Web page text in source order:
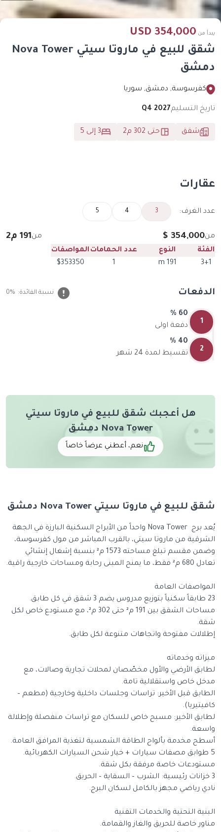
شقق للبيع في ماروتا سيتي Nova Tower
دمشق
يبدأ من 354,000 USD
كفرسوسة, دمشق, سوريا
تاريخ التسليمQ4 2027
شقق حتى 302 م2 3 إلى 5
عقارات
عدد الغرف: 3
4
5
من354,000 $ من191 م2
الفئة النوع عدد الحمامات المواصفات
3+1
191 m
1
$353350
الدفعات نسبة الفائدة: 0%
1
60 %
دفعة اولى
2
40 %
تقسيط لمدة 24 شهر
هل أعجبك شقق للبيع في ماروتا سيتي
Nova Tower دمشق
نعم، أعطني عرضاً خاصاً
شقق للبيع في ماروتا سيتي Nova Tower دمشق
يُعد برج Nova Tower واحداً من الأبراج السكنية البارزة في الجهة
الشرقية من ماروتا سيتي، بالقرب المباشر من مول كفرسوسة،
وضمن مقسم تبلغ مساحته 1573 م² بنسبة إشغال إنشائي
تعادل 680 م² فقط، ما يمنح المبنى رحابة ومساحات خارجية راقية.
المواصفات العامة
23 طابقاً سكنياً بتوزيع مدروس يضم 3 شقق في كل طابق.
مساحات الشقق بين 191 م² حتى 302 م²، مع مستودع خاص لكل
شقة.
إطلالات مفتوحة واتجاهات متنوعة لكل طابق.
ميزاته وخدماته
لطابق الأرضي والأول مخصّصان لمحلات تجارية وصالات، مع
مدخل خاص واستقلالية تامة.
الطابق قبل الأخير: تراسات وجلسات داخلية وخارجية (مطعم –
كافيتيريا).
لطابق الأخير: مسبح خاص للسكان مع تراسات منفصلة وإطلالة
واسعة.
أسطح مخدمة بألواح الطاقة الشمسية لتغذية المرافق العامة.
5 طوابق مصفات سيارات + خيار شحن السيارات الكهربائية.
مستودعات خاصة مرفقة بكل شقة.
3 خزانات رئيسية: الشرب – السقاية – الحريق.
نادي رياضي مجهز بالكامل لسكان البرج.
البنية التحتية والخدمات التقنية
مناور خاصة للحريق والغاز والقمامة.